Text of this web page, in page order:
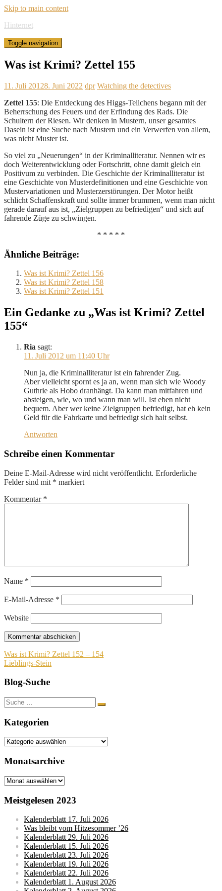
Skip to main content
Hinternet
Toggle navigation
Was ist Krimi? Zettel 155
11. Juli 20128. Juni 2022 dpr Watching the detectives
Zettel 155: Die Entdeckung des Higgs-Teilchens begann mit der
Beherrschung des Feuers und der Erfindung des Rads. Die
Schultern der Riesen. Wir denken in Mustern, unser gesamtes
Dasein ist eine Suche nach Mustern und ein Verwerfen von allem,
was nicht Muster ist.
So viel zu „Neuerungen“ in der Kriminalliteratur. Nennen wir es
doch Weiterentwicklung oder Fortschritt, ohne damit gleich ein
Positivum zu verbinden. Die Geschichte der Kriminalliteratur ist
eine Geschichte von Musterdefinitionen und eine Geschichte von
Mustervariationen und Musterzerstörungen. Der Motor heißt
schlicht Schaffenskraft und sollte immer brummen, wenn man nicht
gerade darauf aus ist, „Zielgruppen zu befriedigen“ und sich auf
fahrende Züge zu schwingen.
* * * * *
Ähnliche Beiträge:
Was ist Krimi? Zettel 156
Was ist Krimi? Zettel 158
Was ist Krimi? Zettel 151
Ein Gedanke zu „Was ist Krimi? Zettel
155“
Ria sagt:
11. Juli 2012 um 11:40 Uhr
Nun ja, die Kriminalliteratur ist ein fahrender Zug.
Aber vielleicht spornt es ja an, wenn man sich wie Woody
Guthrie als Hobo dranhängt. Da kann man mitfahren und
absteigen, wie, wo und wann man will. Ist eben nicht
bequem. Aber wer keine Zielgruppen befriedigt, hat eh kein
Geld für die Fahrkarte und befriedigt sich halt selbst.
Antworten
Schreibe einen Kommentar
Deine E-Mail-Adresse wird nicht veröffentlicht. Erforderliche
Felder sind mit * markiert
Kommentar *
Name *
E-Mail-Adresse *
Website
Beitragsnavigation
Was ist Krimi? Zettel 152 – 154
Lieblings-Stein
Blog-Suche
Suche
nach:
Kategorien
Kategorien
Monatsarchive
Monatsarchive
Meistgelesen 2023
Kalenderblatt 17. Juli 2026
Was bleibt vom Hitzesommer ’26
Kalenderblatt 29. Juli 2026
Kalenderblatt 15. Juli 2026
Kalenderblatt 23. Juli 2026
Kalenderblatt 19. Juli 2026
Kalenderblatt 22. Juli 2026
Kalenderblatt 1. August 2026